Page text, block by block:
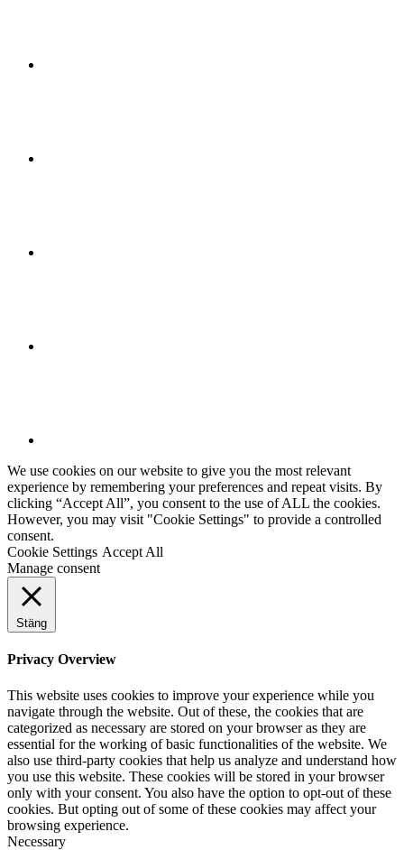
We use cookies on our website to give you the most relevant
experience by remembering your preferences and repeat visits. By
clicking “Accept All”, you consent to the use of ALL the cookies.
However, you may visit "Cookie Settings" to provide a controlled
consent.
Cookie Settings Accept All
Manage consent
Stäng
Privacy Overview
This website uses cookies to improve your experience while you
navigate through the website. Out of these, the cookies that are
categorized as necessary are stored on your browser as they are
essential for the working of basic functionalities of the website. We
also use third-party cookies that help us analyze and understand how
you use this website. These cookies will be stored in your browser
only with your consent. You also have the option to opt-out of these
cookies. But opting out of some of these cookies may affect your
browsing experience.
Necessary